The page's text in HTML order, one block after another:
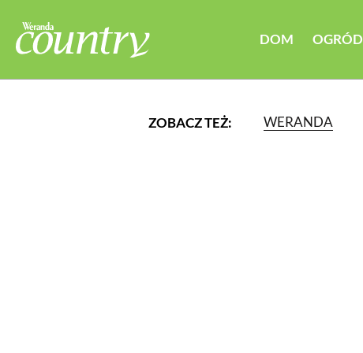
DOM OGRÓD
ZOBACZ TEŻ: WERANDA